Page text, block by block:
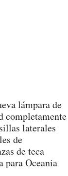
lámpara de
completamente
laterales
de
de teca
para Oceania